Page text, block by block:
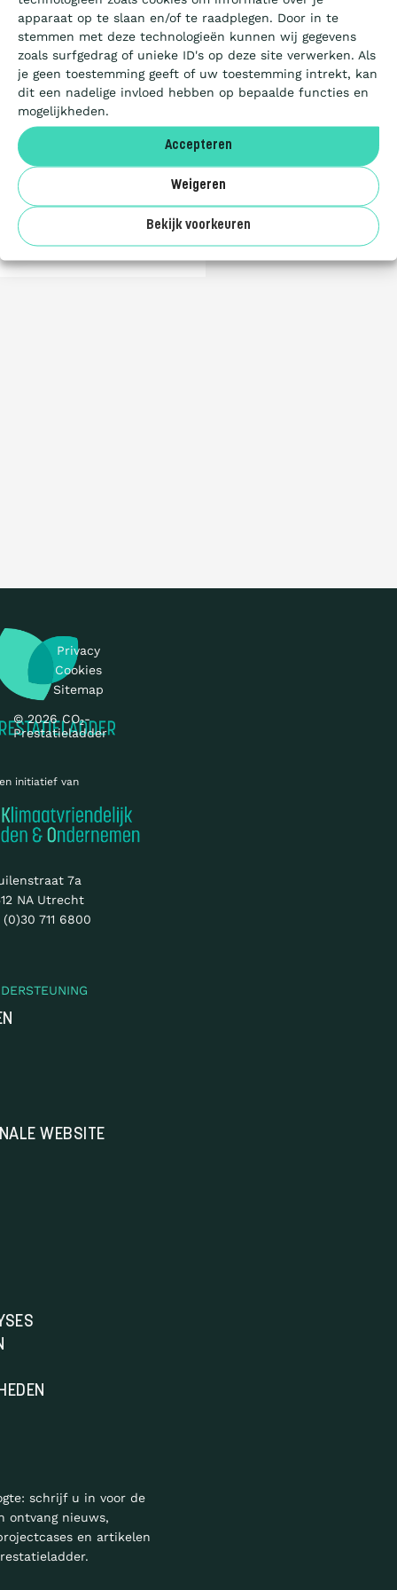
apparaat op te slaan en/of te raadplegen. Door in te
stemmen met deze technologieën kunnen wij gegevens
zoals surfgedrag of unieke ID's op deze site verwerken. Als
je geen toestemming geeft of uw toestemming intrekt, kan
dit een nadelige invloed hebben op bepaalde functies en
mogelijkheden.
Accepteren
Weigeren
Bekijk voorkeuren
Centre
for
Public
Procurement
(UUCePP)
PDF
document
1,018.71
KB
42
pagina's
initiatief van
7a
NA Utrecht
(0)30 711 6800
WEBSITE
schrijf u in voor de
ontvang nieuws,
en artikelen
© 2026 CO₂-
Prestatieladder
Privacy
Cookies
Sitemap
Certificeren
Aanbesteden
Deelnemers
Over ons